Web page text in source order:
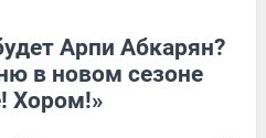
Арпи Абкарян?
в новом сезоне
Хором!»